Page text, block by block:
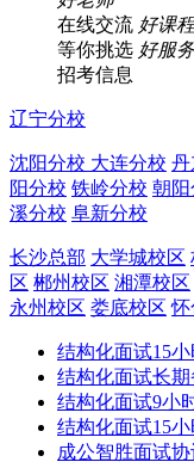
在线交流 好课程
等你挑选 好服务
招考信息
辽宁分校
沈阳分校 大连分校 丹
阳分校 铁岭分校 朝阳
溪分校 阜新分校
长沙总部 大学城校区
区 郴州校区 湘潭校区
永州校区 娄底校区 怀
结构化面试15
结构化面试长
结构化面试9小
结构化面试15
成公智胜面试